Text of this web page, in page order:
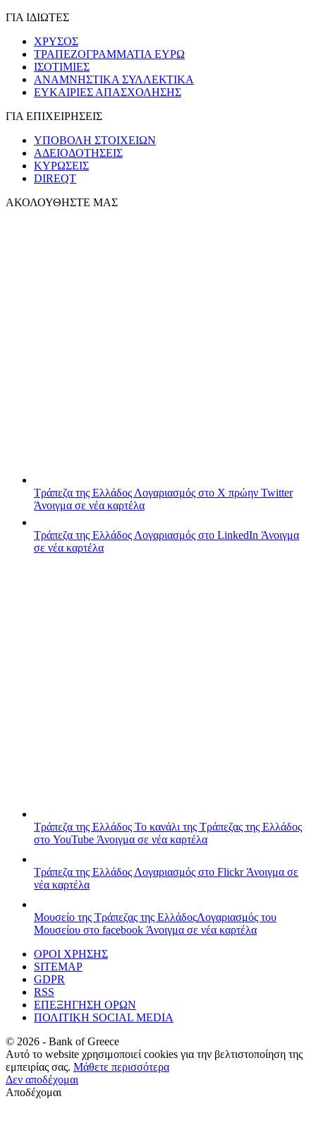
ΓΙΑ ΙΔΙΩΤΕΣ
ΧΡΥΣΟΣ
ΤΡΑΠΕΖΟΓΡΑΜΜΑΤΙΑ ΕΥΡΩ
ΙΣΟΤΙΜΙΕΣ
ΑΝΑΜΝΗΣΤΙΚΑ ΣΥΛΛΕΚΤΙΚΑ
ΕΥΚΑΙΡΙΕΣ ΑΠΑΣΧΟΛΗΣΗΣ
ΓΙΑ ΕΠΙΧΕΙΡΗΣΕΙΣ
ΥΠΟΒΟΛΗ ΣΤΟΙΧΕΙΩΝ
ΑΔΕΙΟΔΟΤΗΣΕΙΣ
ΚΥΡΩΣΕΙΣ
DIREQT
ΑΚΟΛΟΥΘΗΣΤΕ ΜΑΣ
Τράπεζα της Ελλάδος Λογαριασμός στο X πρώην Twitter
Άνοιγμα σε νέα καρτέλα
Τράπεζα της Ελλάδος Λογαριασμός στο LinkedIn Άνοιγμα
σε νέα καρτέλα
Τράπεζα της Ελλάδος Το κανάλι της Τράπεζας της Ελλάδος
στο YouTube Άνοιγμα σε νέα καρτέλα
Τράπεζα της Ελλάδος Λογαριασμός στο FlickrΆνοιγμα σε
νέα καρτέλα
Μουσείο της Τράπεζας της ΕλλάδοςΛογαριασμός του
Μουσείου στο facebook Άνοιγμα σε νέα καρτέλα
ΟΡΟΙ ΧΡΗΣΗΣ
SITEMAP
GDPR
RSS
ΕΠΕΞΗΓΗΣΗ ΟΡΩΝ
ΠΟΛΙΤΙΚΗ SOCIAL MEDIA
© 2026 - Bank of Greece
Αυτό το website χρησιμοποιεί cookies για την βελτιστοποίηση της
εμπειρίας σας. Μάθετε περισσότερα
Δεν αποδέχομαι
Αποδέχομαι